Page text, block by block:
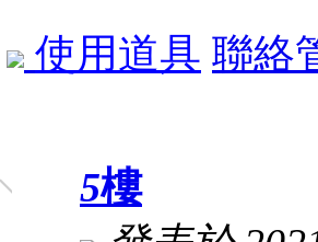
使用道具 聯絡
5樓